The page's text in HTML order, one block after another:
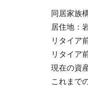
同居家族
居住地：
リタイア
リタイア
現在の資
これまで